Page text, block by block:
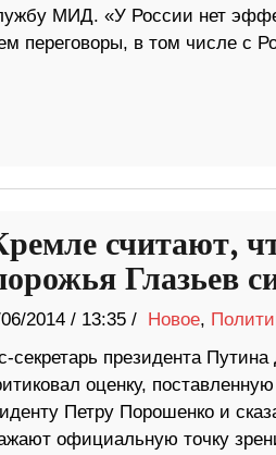
МИД. «У России нет
переговоры, в том числе с
считают,
Глазьев
2014/ 13:35 / Новое,
секретарь президента
оценку,
Петру Порошенко и
официальную точку